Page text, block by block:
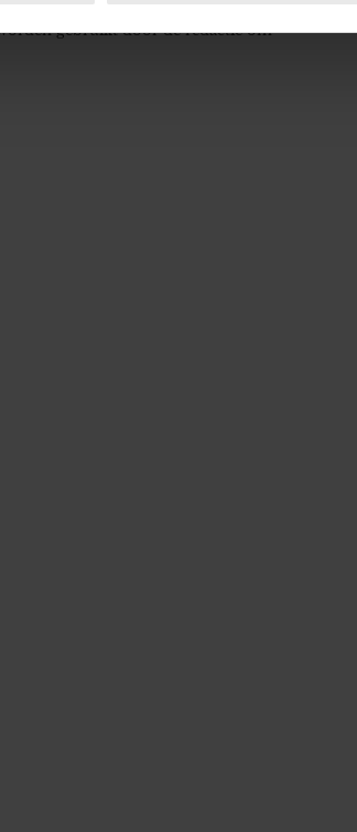
en advertenties te personaliseren, om
gebruikt door de redactie om